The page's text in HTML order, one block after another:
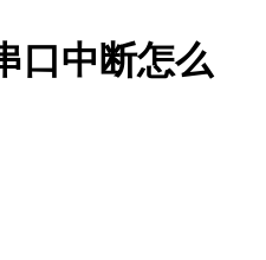
口中断怎么